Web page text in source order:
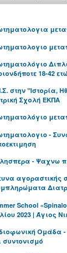
18-42
στην "Ιστορία,
Σχολή ΕΚΠΑ
-
- Ψαχνω
αγοραστικής
School
2023 | Άγιος
Ομάδα -
συντονισμό